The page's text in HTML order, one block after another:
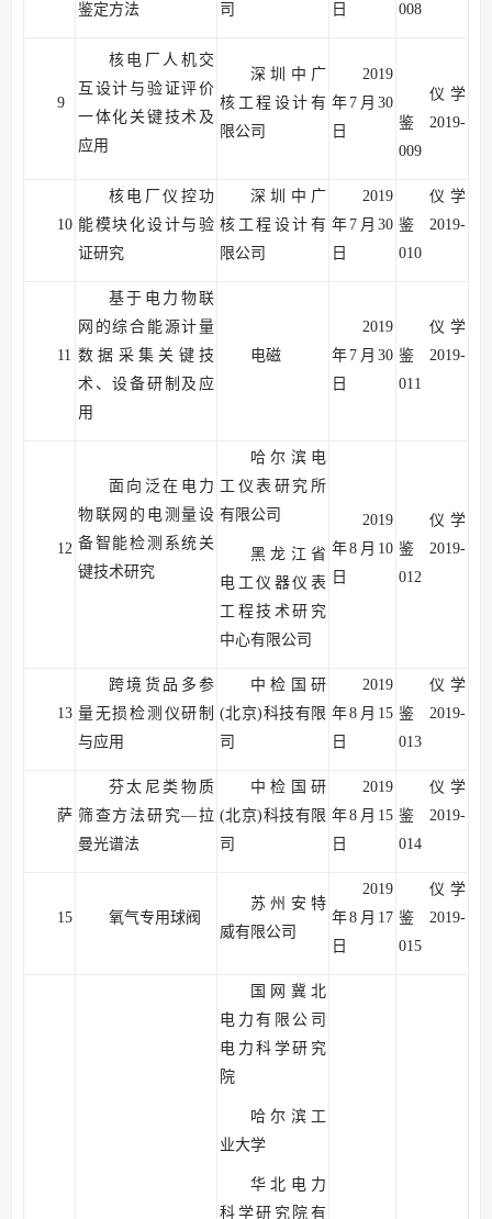
鉴定方法
司
日
008
9
核电厂人机交
互设计与验证评价
一体化关键技术及
应用
深圳中广
核工程设计有
限公司
2019
年7月30
日
仪学
鉴2019-
009
10
核电厂仪控功
能模块化设计与验
证研究
深圳中广
核工程设计有
限公司
2019
年7月30
日
仪学
鉴2019-
010
11
基于电力物联
网的综合能源计量
数据采集关键技
术、设备研制及应
用
电磁
2019
年7月30
日
仪学
鉴2019-
011
12
面向泛在电力
物联网的电测量设
备智能检测系统关
键技术研究
哈尔滨电
工仪表研究所
有限公司
黑龙江省
电工仪器仪表
工程技术研究
中心有限公司
2019
年8月10
日
仪学
鉴2019-
012
13
跨境货品多参
量无损检测仪研制
与应用
中检国研
(北京)科技有限
司
2019
年8月15
日
仪学
鉴2019-
013
萨
芬太尼类物质
筛查方法研究—拉
曼光谱法
中检国研
(北京)科技有限
司
2019
年8月15
日
仪学
鉴2019-
014
15 氧气专用球阀
苏州安特
威有限公司
2019
年8月17
日
仪学
鉴2019-
015
国网冀北
电力有限公司
电力科学研究
院
哈尔滨工
业大学
华北电力
科学研究院有